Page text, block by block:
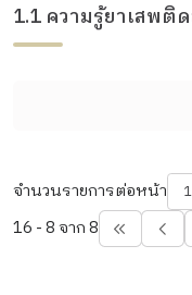
1.1 ความรู้ยาเสพติ
จำนวนรายการต่อหน้า
16 - 8 จาก 8